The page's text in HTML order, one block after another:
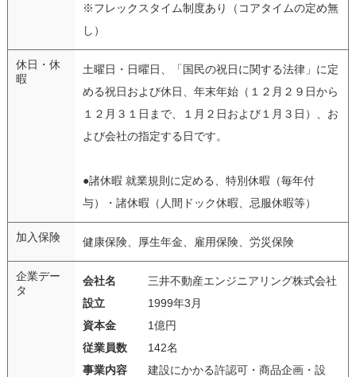
※フレックスタイム制度あり（コアタイムの定め無
し）
休日・休
暇
土曜日・日曜日、「国民の祝日に関する法律」に定
める祝日および休日、年末年始（１２月２９日から
１２月３１日まで、１月２日および１月３日）、お
よび会社の指定する日です。
●諸休暇 就業規則に定める、特別休暇（毎年付
与）・諸休暇（人間ドック休暇、忌服休暇等）
加入保険 健康保険、厚生年金、雇用保険、労災保険
企業デー
タ
会社名
三井不動産エンジニアリング株式会社
設立
1999年3月
資本金
1億円
従業員数
142名
事業内容
建設にかかる許認可・商品企画・設